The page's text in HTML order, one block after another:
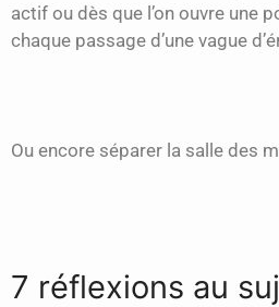
actif ou dès que l’on ouvre une
chaque passage d’une vague
Ou encore séparer la salle des
7 réflexions au